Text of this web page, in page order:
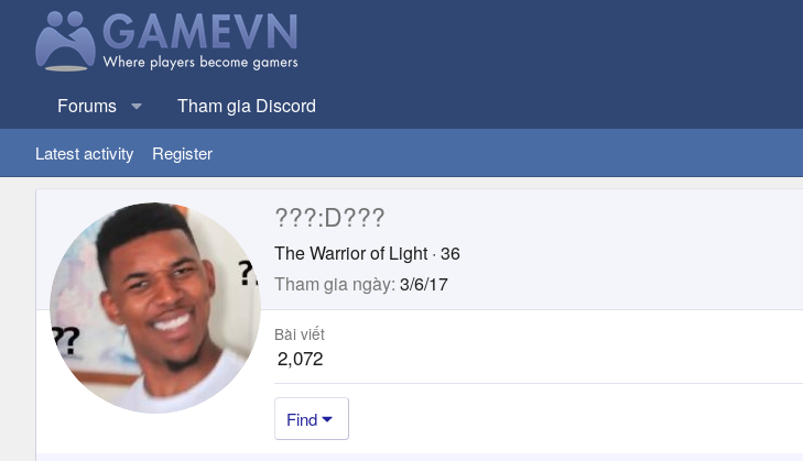
Forums Tham gia Discord
Latest activity Register
???:D???
The Warrior of Light · 36
Tham gia ngày 3/6/17
Bài viết
2,072
Find